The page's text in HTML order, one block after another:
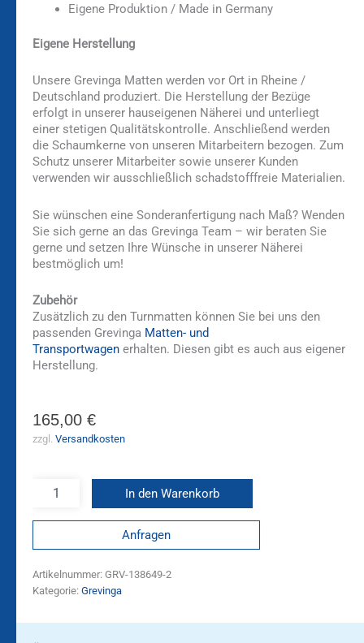
Eigene Produktion / Made in Germany
Eigene Herstellung
Unsere Grevinga Matten werden vor Ort in Rheine /
Deutschland produziert. Die Herstellung der Bezüge
erfolgt in unserer hauseigenen Näherei und unterliegt
einer stetigen Qualitätskontrolle. Anschließend werden
die Schaumkerne von unseren Mitarbeitern bezogen. Zum
Schutz unserer Mitarbeiter sowie unserer Kunden
verwenden wir ausschließlich schadstofffreie Materialien.
Sie wünschen eine Sonderanfertigung nach Maß? Wenden
Sie sich gerne an das Grevinga Team – wir beraten Sie
gerne und setzen Ihre Wünsche in unserer Näherei
bestmöglich um!
Zubehör
Zusätzlich zu den Turnmatten können Sie bei uns den
passenden Grevinga Matten- und
Transportwagen erhalten. Diesen gibt es auch aus eigener
Herstellung.
165,00 €
zzgl. Versandkosten
In den Warenkorb
Anfragen
Artikelnummer: GRV-138649-2
Kategorie: Grevinga